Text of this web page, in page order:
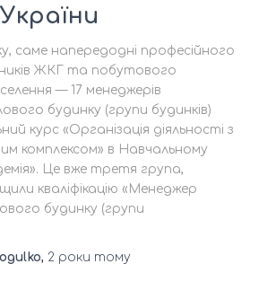
саме напередодні професійного
ЖКГ та побутового
— 17 менеджерів
будинку (групи будинків)
курс «Організація діяльності з
комплексом» в Навчальному
Це вже третя група,
кваліфікацію «Менеджер
будинку (групи
, 2 роки тому